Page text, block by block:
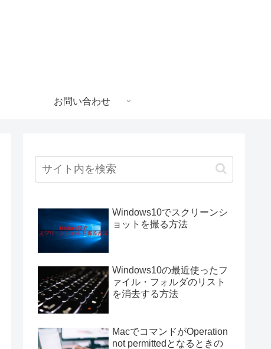
お問い合わせ
Windows10でスクリーンシ
ョットを撮る方法
Windows10の最近使ったフ
ァイル・フォルダのリスト
を消去する方法
MacでコマンドがOperation
not permittedとなるときの